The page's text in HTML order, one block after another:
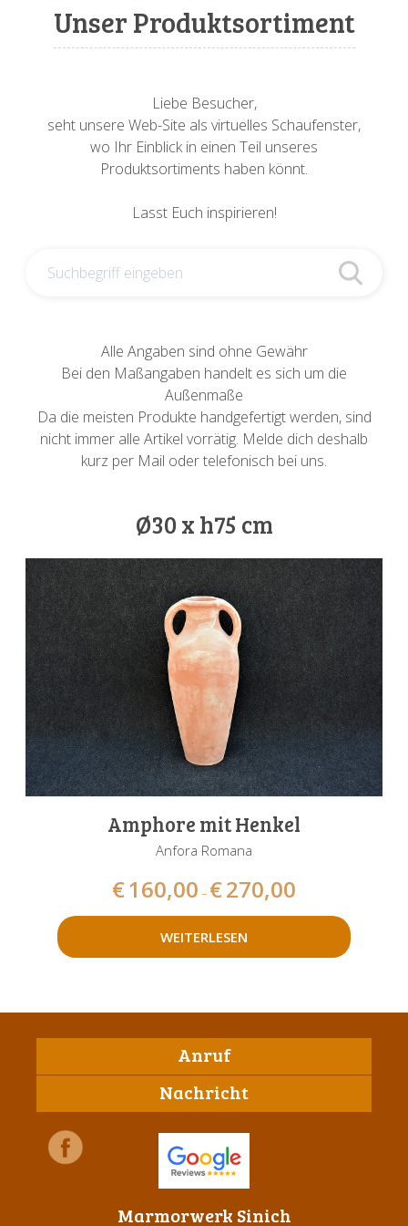
Unser Produktsortiment
Liebe Besucher,
seht unsere Web-Site als virtuelles Schaufenster,
wo Ihr Einblick in einen Teil unseres
Produktsortiments haben könnt.
Lasst Euch inspirieren!
Alle Angaben sind ohne Gewähr
Bei den Maßangaben handelt es sich um die
Außenmaße
Da die meisten Produkte handgefertigt werden, sind
nicht immer alle Artikel vorrätig. Melde dich deshalb
kurz per Mail oder telefonisch bei uns.
Ø30 x h75 cm
Amphore mit Henkel
Anfora Romana
€160,00 – €270,00
WEITERLESEN
Anruf
Nachricht
Marmorwerk Sinich
Sonnenuhren
Spardosen
Vögel
Vogeltränken
Verschiedene
Wandschalen
Sockel + Säulen
Tierfiguren
Meeresbewohner
Schildkröten
Schweine + Wildschweine
Verschiedene
Zwiebel- + Knoblauchtöpfe